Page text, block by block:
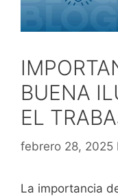
BUENA
EL
febrero 28, 2025
La importancia